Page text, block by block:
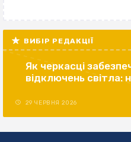
ВИБІР РЕДАКЦІЇ
Як черкасці
відключень світла:
29 ЧЕРВНЯ 2026